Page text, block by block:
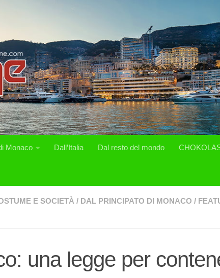
Monaco Dall’Italia Dal resto del mondo
E SOCIETÀ / DAL PRINCIPATO DI MONACO /
una legge per